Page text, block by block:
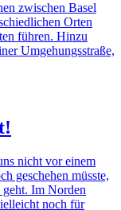
zwischen Basel
Orten
führen. Hinzu
Umgehungsstraße,
nicht vor einem
geschehen müsste,
geht. Im Norden
noch für